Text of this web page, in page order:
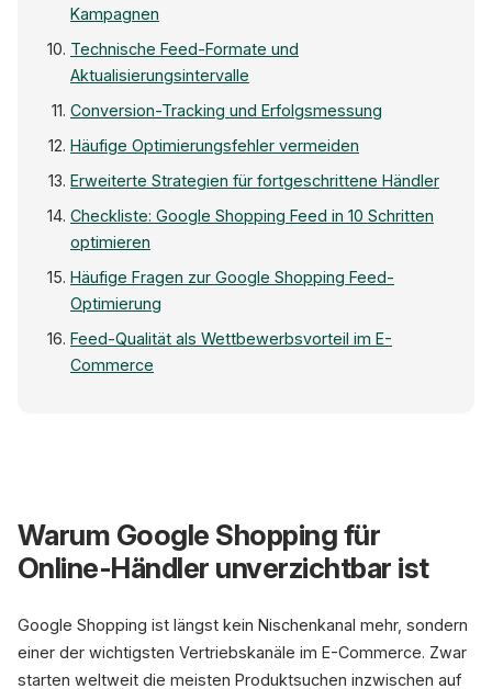
Kampagnen
Technische Feed-Formate und
Aktualisierungsintervalle
Conversion-Tracking und Erfolgsmessung
Häufige Optimierungsfehler vermeiden
Erweiterte Strategien für fortgeschrittene Händler
Checkliste: Google Shopping Feed in 10 Schritten
optimieren
Häufige Fragen zur Google Shopping Feed-
Optimierung
Feed-Qualität als Wettbewerbsvorteil im E-
Commerce
Laufschuh Pro X3
Warum Google Shopping für
Online-Händler unverzichtbar ist
Google Shopping ist längst kein Nischenkanal mehr, sondern
einer der wichtigsten Vertriebskanäle im E-Commerce. Zwar
starten weltweit die meisten Produktsuchen inzwischen auf